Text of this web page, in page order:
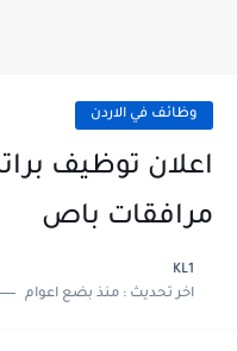
وظائف في الاردن
مرافقات باص
KL1
اخر تحديث :منذ بضع اعوام